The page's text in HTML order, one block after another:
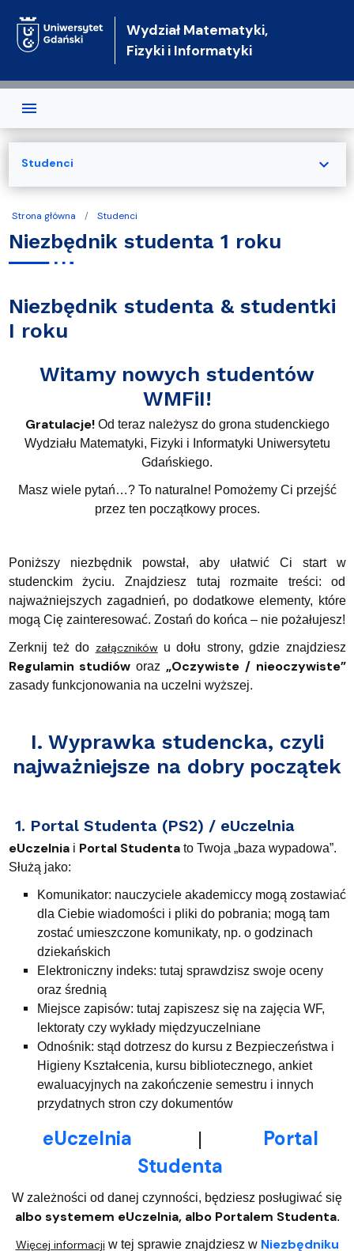
Wydział Matematyki,
Fizyki i Informatyki
Strona główna Studenci
Niezbędnik studenta 1 roku
Niezbędnik studenta & studentki
I roku
Witamy nowych studentów
WMFiI!
Gratulacje!Od teraz należysz do grona studenckiego
Wydziału Matematyki, Fizyki i Informatyki Uniwersytetu
Gdańskiego.
Masz wiele pytań…? To naturalne! Pomożemy Ci przejść
przez ten początkowy proces.
Poniższy niezbędnik powstał, aby ułatwić Ci start w
studenckim życiu. Znajdziesz tutaj rozmaite treści: od
najważniejszych zagadnień, po dodatkowe elementy, które
mogą Cię zainteresować. Zostań do końca – nie pożałujesz!
Zerknij też do załącznikówu dołu strony, gdzie znajdziesz
Regulamin studiów oraz „Oczywiste / nieoczywiste”
zasady funkcjonowania na uczelni wyższej.
I. Wyprawka studencka, czyli
najważniejsze na dobry początek
1. Portal Studenta (PS2) / eUczelnia
eUczelniai Portal Studentato Twoja „baza wypadowa”.
Służą jako:
Komunikator: nauczyciele akademiccy mogą zostawiać
dla Ciebie wiadomości i pliki do pobrania; mogą tam
zostać umieszczone komunikaty, np. o godzinach
dziekańskich
Elektroniczny indeks: tutaj sprawdzisz swoje oceny
oraz średnią
Miejsce zapisów: tutaj zapiszesz się na zajęcia WF,
lektoraty czy wykłady międzyuczelniane
Odnośnik: stąd dotrzesz do kursu z Bezpieczeństwa i
Higieny Kształcenia, kursu bibliotecznego, ankiet
ewaluacyjnych na zakończenie semestru i innych
przydatnych stron czy dokumentów
eUczelnia | Portal
Studenta
W zależności od danej czynności, będziesz posługiwać się
albo systemem eUczelnia, albo Portalem Studenta.
Więcej informacji w tej sprawie znajdziesz w Niezbędniku
Studenci expand_more